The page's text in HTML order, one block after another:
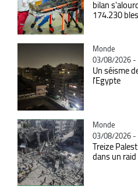
bilan
174.230
Catégorie
Monde
03/08/2026 -
Un séisme
l'Egypte
Catégorie
Monde
03/08/2026 -
Treize
dans un